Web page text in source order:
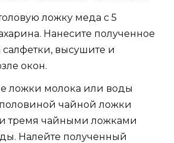
ложку меда с 5
Нанесите полученное
салфетки, высушите и
окон.
ложки молока или воды
чайной ложки
тремя чайными ложками
Налейте полученный